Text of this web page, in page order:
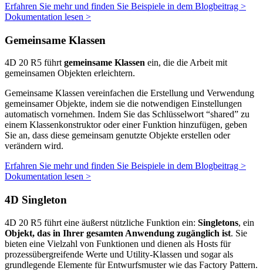
Erfahren Sie mehr und finden Sie Beispiele in dem Blogbeitrag >
Dokumentation lesen >
Gemeinsame Klassen
4D 20 R5 führt gemeinsame Klassen ein, die die Arbeit mit
gemeinsamen Objekten erleichtern.
Gemeinsame Klassen vereinfachen die Erstellung und Verwendung
gemeinsamer Objekte, indem sie die notwendigen Einstellungen
automatisch vornehmen. Indem Sie das Schlüsselwort “shared” zu
einem Klassenkonstruktor oder einer Funktion hinzufügen, geben
Sie an, dass diese gemeinsam genutzte Objekte erstellen oder
verändern wird.
Erfahren Sie mehr und finden Sie Beispiele in dem Blogbeitrag >
Dokumentation lesen >
4D Singleton
4D 20 R5 führt eine äußerst nützliche Funktion ein: Singletons, ein
Objekt, das in Ihrer gesamten Anwendung zugänglich ist. Sie
bieten eine Vielzahl von Funktionen und dienen als Hosts für
prozessübergreifende Werte und Utility-Klassen und sogar als
grundlegende Elemente für Entwurfsmuster wie das Factory Pattern.